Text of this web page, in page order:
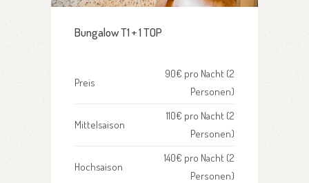
Bungalow T1 + 1 TOP
Preis
90€ pro Nacht (2
Personen)
Mittelsaison
110€ pro Nacht (2
Personen)
Hochsaison
140€ pro Nacht (2
Personen)